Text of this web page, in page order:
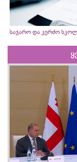
საჯარო და კერძო